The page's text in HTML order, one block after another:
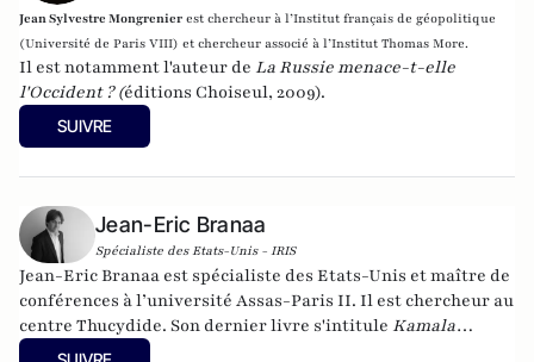
Jean Sylvestre Mongrenier est chercheur à l’Institut français de géopolitique
(Université de Paris VIII) et chercheur associé à l’Institut Thomas More.
Il est notamment l'auteur de La Russie menace-t-elle
l'Occident ?(éditions Choiseul, 2009).
SUIVRE
Jean-Eric Branaa
Spécialiste des Etats-Unis - IRIS
Jean-Eric Branaa est spécialiste des Etats-Unis et maître de
conférences à l’université Assas-Paris II. Il est chercheur au
centre Thucydide. Son dernier livre s'intitule Kamala
Harris, l'Amérique du futur